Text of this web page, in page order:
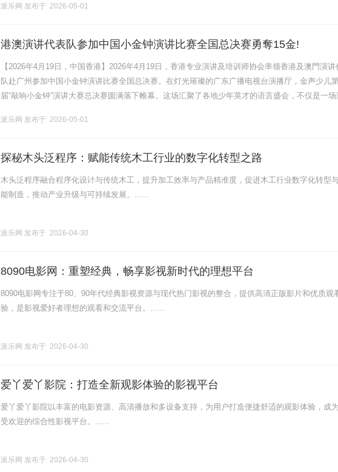
项.........
派乐网 发布于 2026-05-01
港澳演讲代表队参加中国小金钟演讲比赛全国总决赛勇奪15金!
【2026年4月19日，中国香港】2026年4月19日，香港专业演讲及培训师协会率领香港及澳門演讲
队赴广州参加中国小金钟演讲比赛全国总决赛。在灯光璀璨的广东广播电视台演播厅，金声少儿
届“敲响小金钟”演讲大赛总决赛圆满落下帷幕。这场汇聚了各地少年英才的语言盛会，不仅是一场
派乐网 发布于 2026-05-01
探秘木头泛程序：赋能传统木工行业的数字化转型之路
木头泛程序融合程序化设计与传统木工，提升加工效率与产品精准度，促进木工行业数字化转型
能制造，推动产业升级与可持续发展。......
派乐网 发布于 2026-04-30
8090电影网：重塑经典，畅享影视新时代的理想平台
8090电影网专注于80、90年代经典影视资源与现代热门影视的整合，提供高清正版影片和优质观
验，是影视爱好者理想的观看和交流平台。......
派乐网 发布于 2026-04-30
爱丫爱丫影院：打造全新观影体验的影视平台
爱丫爱丫影院以丰富的电影资源、高清播放和多设备支持，为用户打造便捷舒适的观影体验，成
受欢迎的综合性影视平台。......
派乐网 发布于 2026-04-30